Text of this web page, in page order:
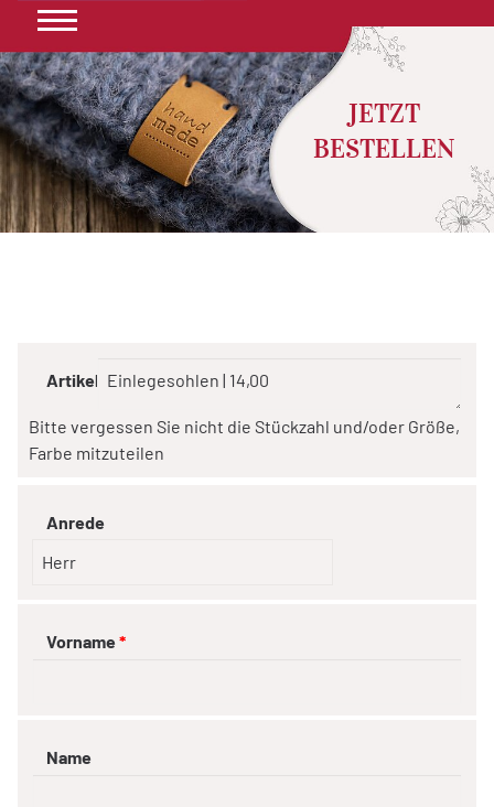
JETZT
BESTELLEN
Artikel
Bitte vergessen Sie nicht die Stückzahl und/oder Größe,
Farbe mitzuteilen
Anrede
Vorname *
Name